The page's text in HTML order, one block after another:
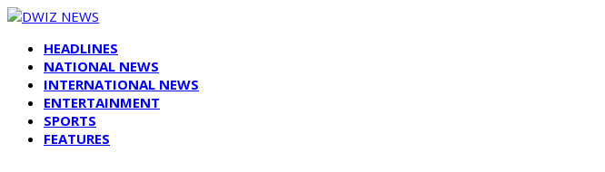
HEADLINES
NATIONAL NEWS
INTERNATIONAL NEWS
ENTERTAINMENT
SPORTS
FEATURES